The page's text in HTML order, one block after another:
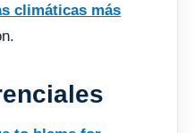
climáticas más